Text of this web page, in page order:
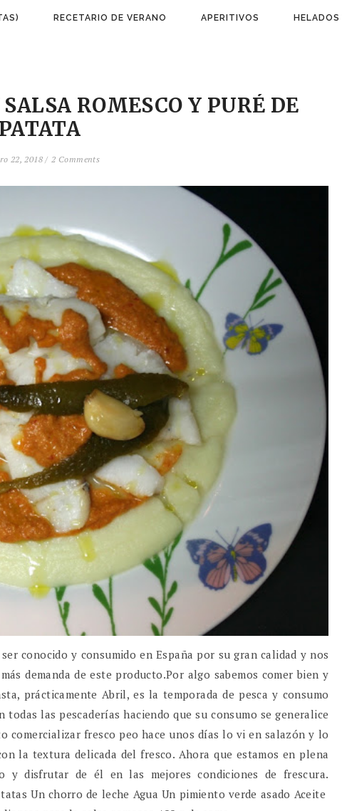
RECETARIO DE VERANO APERITIVOS
ROMESCO Y PURÉ DE
PATATA
22, 2018 / 2 Comments
conocido y consumido en España por su gran calidad y nos
demanda de este producto.Por algo sabemos comer bien y
prácticamente Abril, es la temporada de pesca y consumo
las pescaderías haciendo que su consumo se generalice
comercializar fresco peo hace unos días lo vi en salazón y lo
la textura delicada del fresco. Ahora que estamos en plena
y disfrutar de él en las mejores condiciones de frescura.
Un chorro de leche Agua Un pimiento verde asado Aceite